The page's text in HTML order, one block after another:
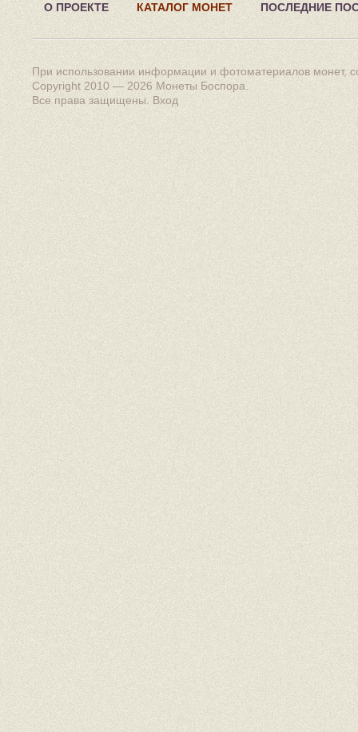
О ПРОЕКТЕ КАТАЛОГ МОНЕТ ПОСЛЕДНИЕ
При использовании информации и фотоматериалов монет,
Copyright 2010 — 2026 Монеты Боспора
Все права защищены. Вход